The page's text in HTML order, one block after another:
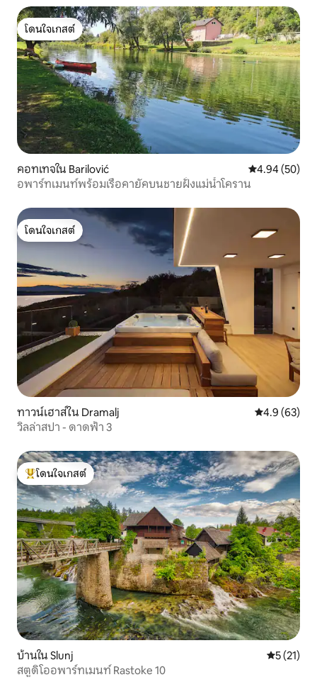
โดนใจเกสต์
โดนใจเกสต์
คอทเทจใน Barilović คะแนนเฉลี่ย
4.94 (50)
อพาร์ทเมนท์พร้อมเรือคายัคบนชายฝั่งแม่น้ำโคราน
โดนใจเกสต์
โดนใจเกสต์
ทาวน์เฮาส์ใน Dramalj คะแนนเฉลี่ย
4.9 (63)
วิลล่าสปา - ดาดฟ้า 3
โดนใจเกสต์ที่สุด
โดนใจเกสต์
บ้านใน Slunj คะแนนเฉลี่
5 (21)
สตูดิโออพาร์ทเมนท์ Rastoke 10